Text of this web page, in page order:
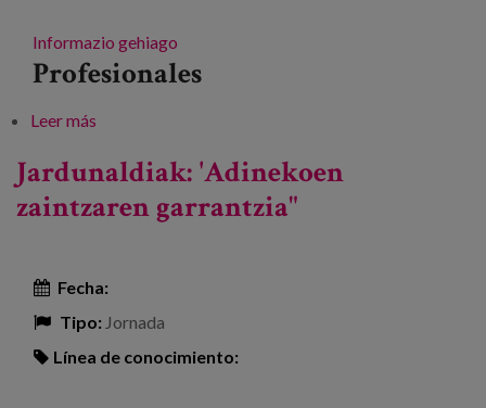
Informazio gehiago
Profesionales
Leer más
Jardunaldiak: 'Adinekoen
zaintzaren garrantzia"
Fecha:
Tipo: Jornada
Línea de conocimiento: